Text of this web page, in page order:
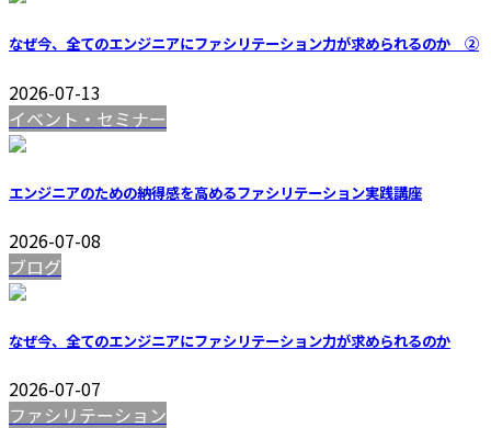
なぜ今、全てのエンジニアにファシリテーション力が求められるのか ②
2026-07-13
イベント・セミナー
エンジニアのための納得感を高めるファシリテーション実践講座
2026-07-08
ブログ
なぜ今、全てのエンジニアにファシリテーション力が求められるのか
2026-07-07
ファシリテーション